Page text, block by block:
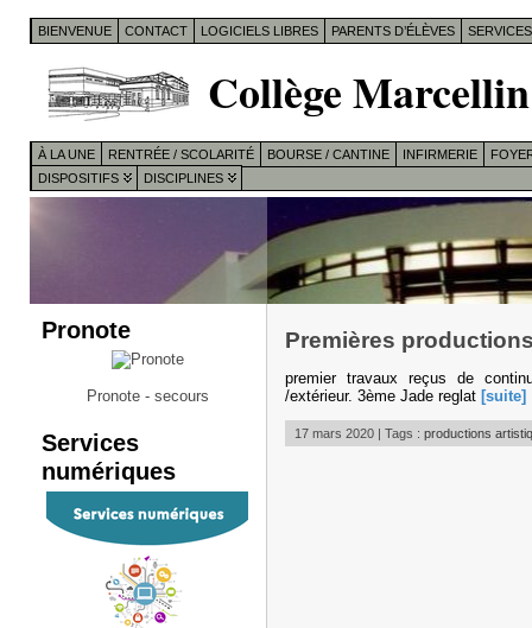
BIENVENUE CONTACT LOGICIELS LIBRES PARENTS D’ÉLÈVES
Collège
À LA UNE RENTRÉE / SCOLARITÉ BOURSE / CANTINE INFIRMERIE
DISPOSITIFS
DISCIPLINES
Pronote
Pronote - secours
Services
numériques
Premières
premier travaux reçus de
/extérieur. 3ème Jade reglat [suite]
17 mars 2020 | Tags : productions